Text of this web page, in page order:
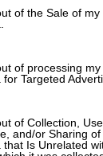
of the Sale of my
of processing my
Targeted
of Collection, Use,
and/or Sharing of
that Is Unrelated
έ
για να
μέγεθος
στους